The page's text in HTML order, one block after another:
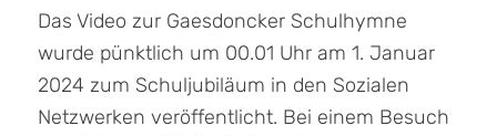
Das Video zur Gaesdoncker Schulhymne
wurde pünktlich um 00.01 Uhr am 1. Januar
2024 zum Schuljubiläum in den Sozialen
Netzwerken veröffentlicht. Bei einem Besuch